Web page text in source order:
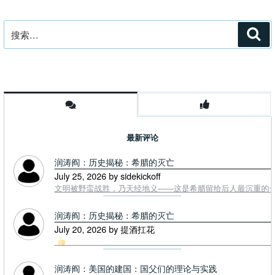
的
历”
索：
最新评论
润涛阎：历史揭秘：希腊的灭亡
July 25, 2026 by sidekickoff
文明被野蛮战胜，乃天经地义——这是希腊留给后人最沉重的
润涛阎：历史揭秘：希腊的灭亡
July 20, 2026 by 提酒扛花
润涛阎：美国的建国：国父们的理论与实践